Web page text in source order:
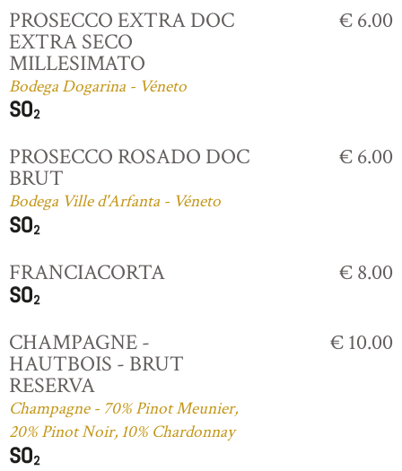
PROSECCO EXTRA DOC
EXTRA SECO
MILLESIMATO
Bodega Dogarina - Véneto
€ 6.00
PROSECCO ROSADO DOC
BRUT
Bodega Ville d'Arfanta - Véneto
€ 6.00
FRANCIACORTA € 8.00
CHAMPAGNE -
HAUTBOIS - BRUT
RESERVA
Champagne - 70% Pinot Meunier,
20% Pinot Noir, 10% Chardonnay
€ 10.00